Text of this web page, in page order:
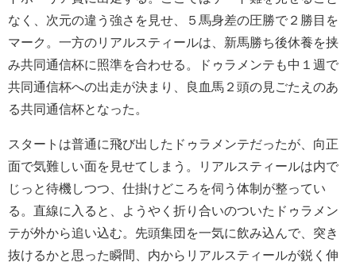
なく、次元の違う強さを見せ、５馬身差の圧勝で２勝目を
マーク。一方のリアルスティールは、新馬勝ち後休養を挟
み共同通信杯に照準を合わせる。ドゥラメンテも中１週で
共同通信杯への出走が決まり、良血馬２頭の見ごたえのあ
る共同通信杯となった。
スタートは普通に飛び出したドゥラメンテだったが、向正
面で気難しい面を見せてしまう。リアルスティールは内で
じっと待機しつつ、仕掛けどころを伺う体制が整ってい
る。直線に入ると、ようやく折り合いのついたドゥラメン
テが外から追い込む。先頭集団を一気に飲み込んで、突き
抜けるかと思った瞬間、内からリアルスティールが鋭く伸